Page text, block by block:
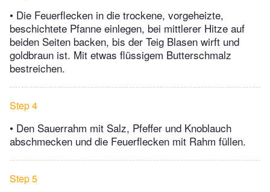
• Die Feuerflecken in die trockene, vorgeheizte,
beschichtete Pfanne einlegen, bei mittlerer Hitze auf
beiden Seiten backen, bis der Teig Blasen wirft und
goldbraun ist. Mit etwas flüssigem Butterschmalz
bestreichen.
Step 4
• Den Sauerrahm mit Salz, Pfeffer und Knoblauch
abschmecken und die Feuerflecken mit Rahm füllen.
Step 5